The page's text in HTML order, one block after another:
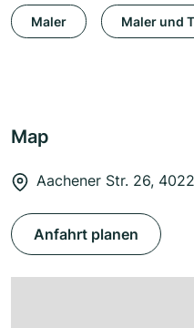
Maler Maler und
Map
Aachener Str. 26,
Anfahrt planen